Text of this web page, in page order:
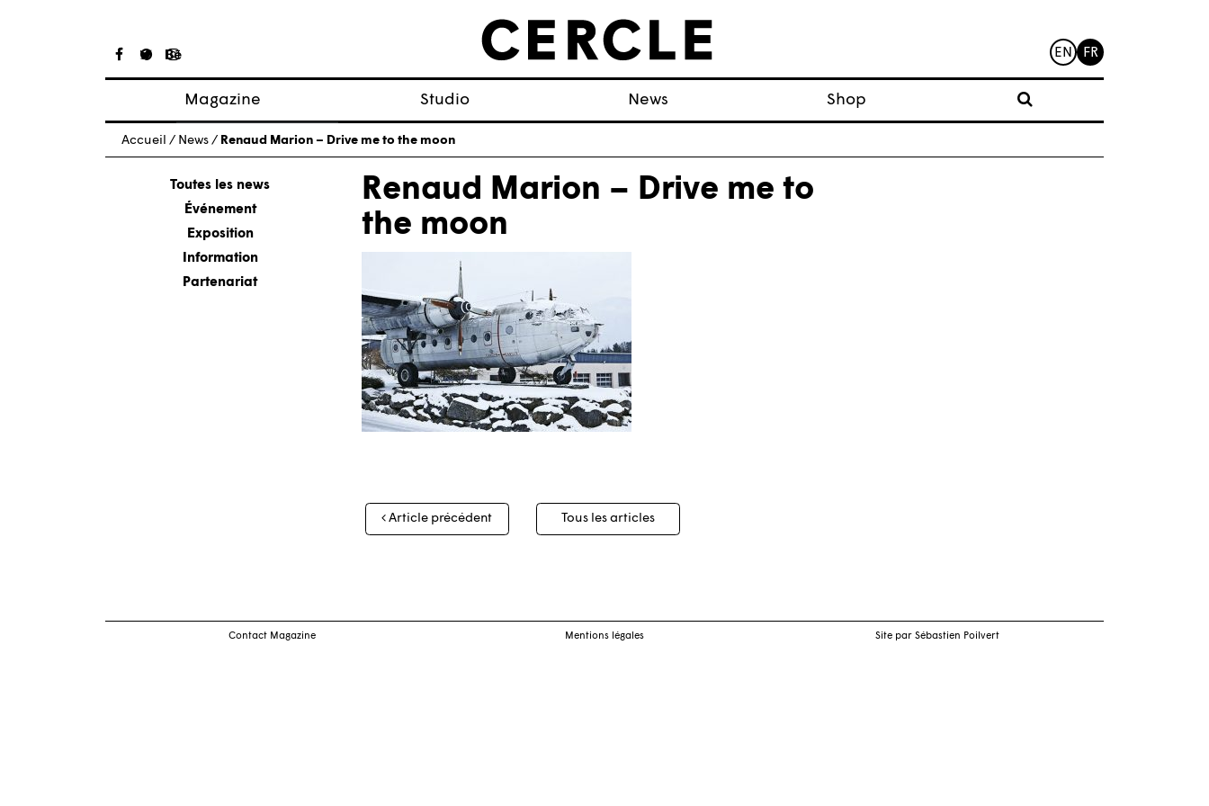
EN FR
Magazine
Articles
À propos
Numéros
Studio News Shop
Accueil / News / Renaud Marion – Drive me to the moon
Toutes les news
Événement
Exposition
Information
Partenariat
Renaud Marion – Drive me to
the moon
Navigation
des
Article précédent Tous les articles
Contact Magazine Mentions légales Site par Sébastien Poilvert